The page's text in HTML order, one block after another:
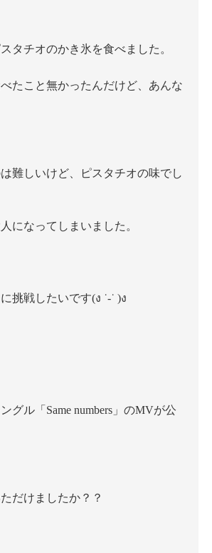
タチオのかき氷を食べました。
たこと無かったんだけど、あんな
難しいけど、ピスタチオの味でし
になってしまいました。
挑戦したいです(ง ˙-˙ )ง
グル「Same numbers」のMVが公
だけましたか？？